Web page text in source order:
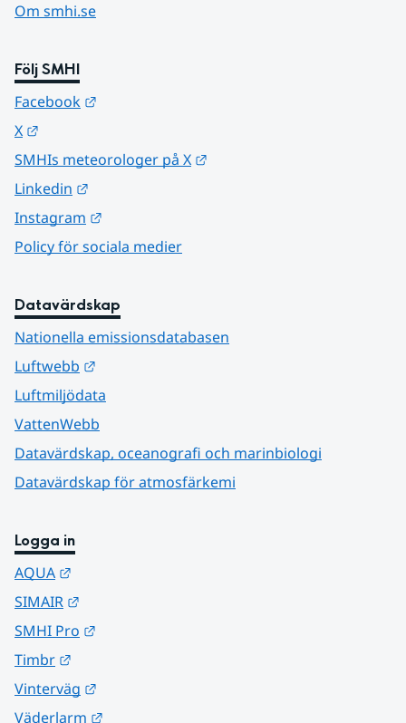
Om smhi.se
Följ SMHI
Facebook
X
SMHIs meteorologer på X
Linkedin
Instagram
Policy för sociala medier
Datavärdskap
Nationella emissionsdatabasen
Luftwebb
Luftmiljödata
VattenWebb
Datavärdskap, oceanografi och marinbiologi
Datavärdskap för atmosfärkemi
Logga in
AQUA
SIMAIR
SMHI Pro
Timbr
Vinterväg
Väderlarm